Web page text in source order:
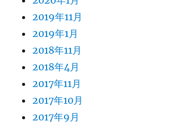
2019年11月
2019年1月
2018年11月
2018年4月
2017年11月
2017年10月
2017年9月